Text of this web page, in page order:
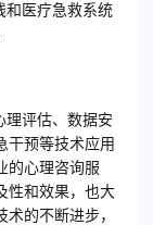
和医疗急救系统
理评估、数据安
干预等技术应用
的心理咨询服
性和效果，也大
的不断进步，